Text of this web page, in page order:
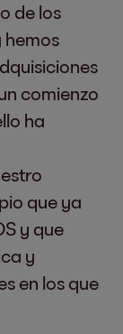
de los
hemos
comienzo
ha
que ya
y que
y
en los que